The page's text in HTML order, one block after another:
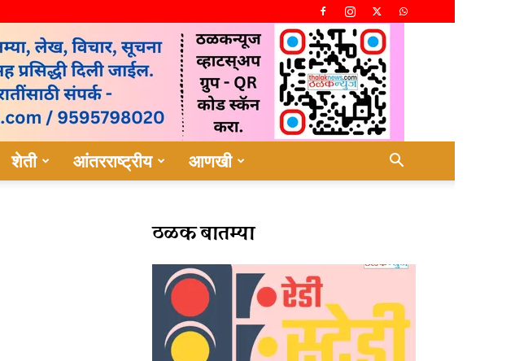
शेती आंतरराष्ट्रीय आणखी
ठळक बातम्या